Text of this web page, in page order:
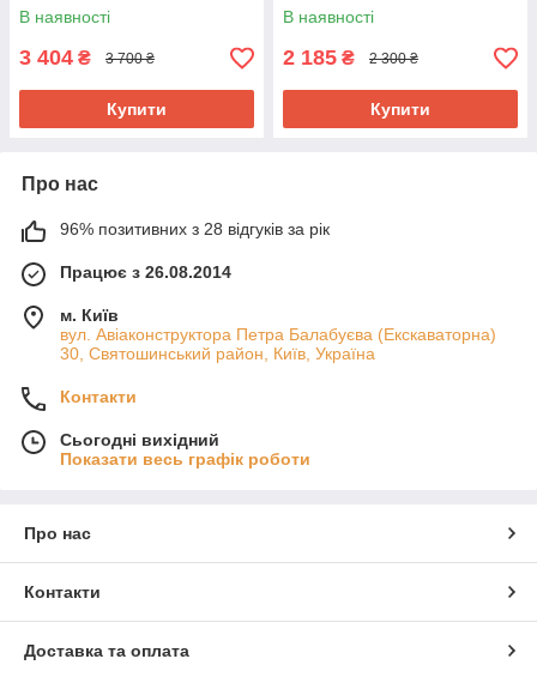
В наявності
3 404 ₴ 3 700 ₴
Купити
В наявності
2 185 ₴ 2 300 ₴
Купити
Про нас
96% позитивних з 28 відгуків за рік
Працює з 26.08.2014
м. Київ
вул. Авіаконструктора Петра Балабуєва (Екскаваторна)
30, Святошинський район, Київ, Україна
Контакти
Сьогодні вихідний
Показати весь графік роботи
Про нас
Контакти
Доставка та оплата